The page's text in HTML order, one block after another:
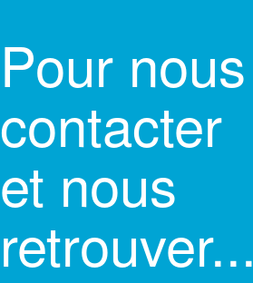
Pour nous
contacter
et nous
retrouver...